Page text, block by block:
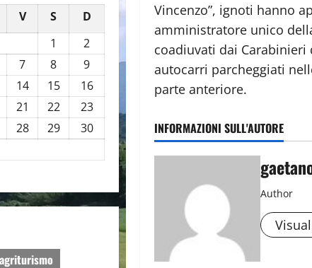
Vincenzo”, ignoti hanno
amministratore unico
coadiuvati dai
autocarri parcheggiati
parte anteriore.
INFORMAZIONI SULL'AUTORE
Author
V S
D
1
2
7 8
9
14 15
16
21 22
23
28 29
30
agriturismo